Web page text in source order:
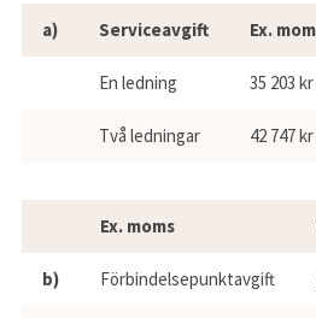
Avgift VA
a) Serviceavgift Ex.
En ledning 35 203
Två ledningar 42 747
Avgift VA
Ex. moms
b) Förbindelsepunktavgift